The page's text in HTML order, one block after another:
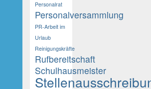
Personalrat
Personalversammlung
PR-Arbeit im
Urlaub
Reinigungskräfte
Rufbereitschaft
Schulhausmeister